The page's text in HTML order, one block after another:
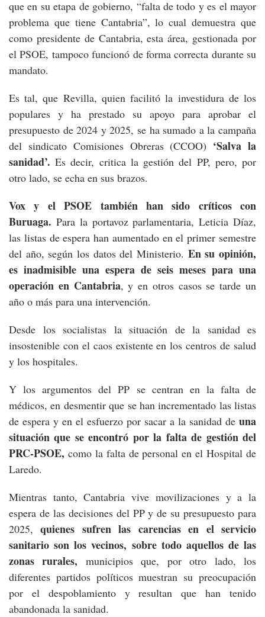
que en su etapa de gobierno, “falta de todo y es el mayor
problema que tiene Cantabria”, lo cual demuestra que
como presidente de Cantabria, esta área, gestionada por
el PSOE, tampoco funcionó de forma correcta durante su
mandato.
Es tal, que Revilla, quien facilitó la investidura de los
populares y ha prestado su apoyo para aprobar el
presupuesto de 2024 y 2025, se ha sumado a la campaña
del sindicato Comisiones Obreras (CCOO) ‘Salva la
sanidad’.Es decir, critica la gestión del PP, pero, por
otro lado, se echa en sus brazos.
Vox y el PSOE también han sido críticos con
Buruaga. Para la portavoz parlamentaria, Leticia Díaz,
las listas de espera han aumentado en el primer semestre
del año, según los datos del Ministerio. En su opinión,
es inadmisible una espera de seis meses para una
operación en Cantabria, y en otros casos se tarde un
año o más para una intervención.
Desde los socialistas la situación de la sanidad es
insostenible con el caos existente en los centros de salud
y los hospitales.
Y los argumentos del PP se centran en la falta de
médicos, en desmentir que se han incrementado las listas
de espera y en el esfuerzo por sacar a la sanidad de una
situación que se encontró por la falta de gestión del
PRC-PSOE, como la falta de personal en el Hospital de
Laredo.
Mientras tanto, Cantabria vive movilizaciones y a la
espera de las decisiones del PP y de su presupuesto para
2025,quienes sufren las carencias en el servicio
sanitario son los vecinos, sobre todo aquellos de las
zonas rurales, municipios que, por otro lado, los
diferentes partidos políticos muestran su preocupación
por el despoblamiento y resultan que han tenido
abandonada la sanidad.